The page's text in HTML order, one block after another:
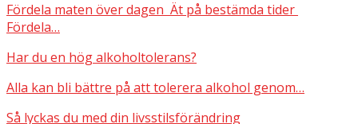
Fördela maten över dagen Ät på bestämda tider
Fördela…
Har du en hög alkoholtolerans?
Alla kan bli bättre på att tolerera alkohol genom…
Så lyckas du med din livsstilsförändring